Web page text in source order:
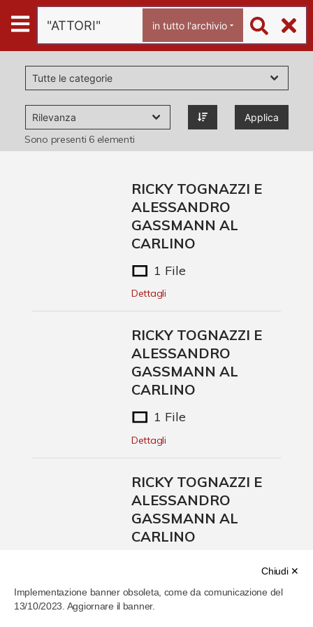
Archivio
Ferrari
Archivio Digitale
Chi è Paolo Ferrari
in tutto l'archivio
Applica
Sono presenti 6elementi
RICKY TOGNAZZI E
ALESSANDRO
GASSMANN AL
CARLINO
1 File
Dettagli
RICKY TOGNAZZI E
ALESSANDRO
GASSMANN AL
CARLINO
1 File
Dettagli
RICKY TOGNAZZI E
ALESSANDRO
GASSMANN AL
CARLINO
Dettagli
Chiudi ✕
Implementazione banner obsoleta, come da comunicazione del
13/10/2023. Aggiornare il banner.